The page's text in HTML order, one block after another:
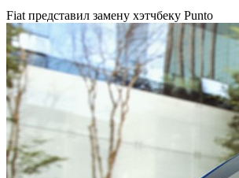
Fiat представил замену хэтчбеку Punto